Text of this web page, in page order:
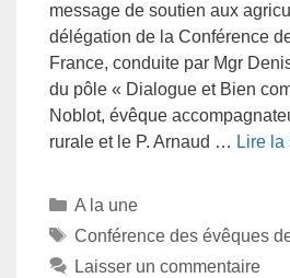
message de soutien aux
délégation de la Conférence
France, conduite par Mgr
du pôle « Dialogue et Bien
Noblot, évêque
rurale et le P. Arnaud … Lire la
A la une
Conférence des évêques
Laisser un commentaire